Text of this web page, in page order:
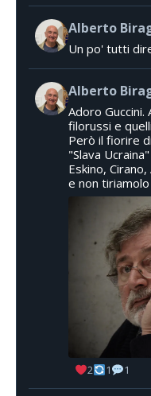
Alberto
Un po' tutti
Alberto
Adoro Guccini.
filorussi e
Però il fiorire
"Slava
Eskino,
e non
2 1 1